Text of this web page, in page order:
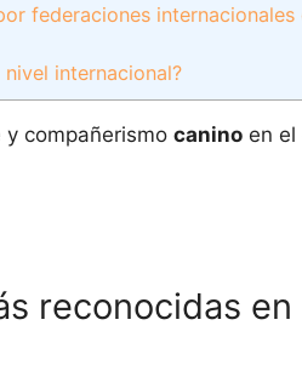
federaciones internacionales
internacional?
compañerismo canino en
reconocidas en